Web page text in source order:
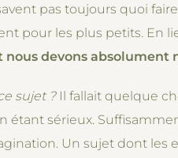
pas toujours quoi
pour les plus petits. En
devons absolument
sujet ?Il fallait quelque
étant sérieux.
Un sujet dont les